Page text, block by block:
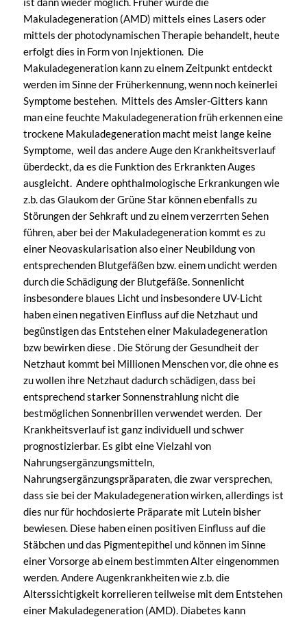
Makuladegeneration (AMD) mittels eines Lasers oder
mittels der photodynamischen Therapie behandelt, heute
erfolgt dies in Form von Injektionen. Die
Makuladegeneration kann zu einem Zeitpunkt entdeckt
werden im Sinne der Früherkennung, wenn noch keinerlei
Symptome bestehen. Mittels des Amsler-Gitters kann
man eine feuchte Makuladegeneration früh erkennen eine
trockene Makuladegeneration macht meist lange keine
Symptome, weil das andere Auge den Krankheitsverlauf
überdeckt, da es die Funktion des Erkrankten Auges
ausgleicht. Andere ophthalmologische Erkrankungen wie
z.b. das Glaukom der Grüne Star können ebenfalls zu
Störungen der Sehkraft und zu einem verzerrten Sehen
führen, aber bei der Makuladegeneration kommt es zu
einer Neovaskularisation also einer Neubildung von
entsprechenden Blutgefäßen bzw. einem undicht werden
durch die Schädigung der Blutgefäße. Sonnenlicht
insbesondere blaues Licht und insbesondere UV-Licht
haben einen negativen Einfluss auf die Netzhaut und
begünstigen das Entstehen einer Makuladegeneration
bzw bewirken diese . Die Störung der Gesundheit der
Netzhaut kommt bei Millionen Menschen vor, die ohne es
zu wollen ihre Netzhaut dadurch schädigen, dass bei
entsprechend starker Sonnenstrahlung nicht die
bestmöglichen Sonnenbrillen verwendet werden. Der
Krankheitsverlauf ist ganz individuell und schwer
prognostizierbar. Es gibt eine Vielzahl von
Nahrungsergänzungsmitteln,
Nahrungsergänzungspräparaten, die zwar versprechen,
dass sie bei der Makuladegeneration wirken, allerdings ist
dies nur für hochdosierte Präparate mit Lutein bisher
bewiesen. Diese haben einen positiven Einfluss auf die
Stäbchen und das Pigmentepithel und können im Sinne
einer Vorsorge ab einem bestimmten Alter eingenommen
werden. Andere Augenkrankheiten wie z.b. die
Alterssichtigkeit korrelieren teilweise mit dem Entstehen
einer Makuladegeneration (AMD). Diabetes kann